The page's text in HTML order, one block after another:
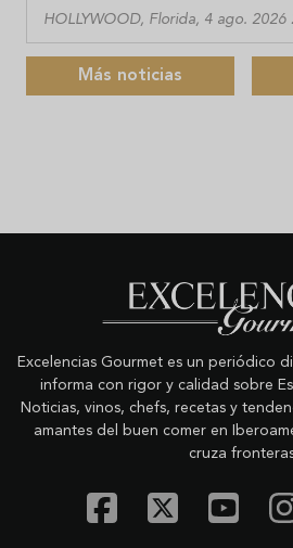
HOLLYWOOD, Florida, 4 ago. 2026
Más noticias
Excelencias Gourmet es un periódico
informa con rigor y calidad sobre
Noticias, vinos, chefs, recetas y
amantes del buen comer en
cruza